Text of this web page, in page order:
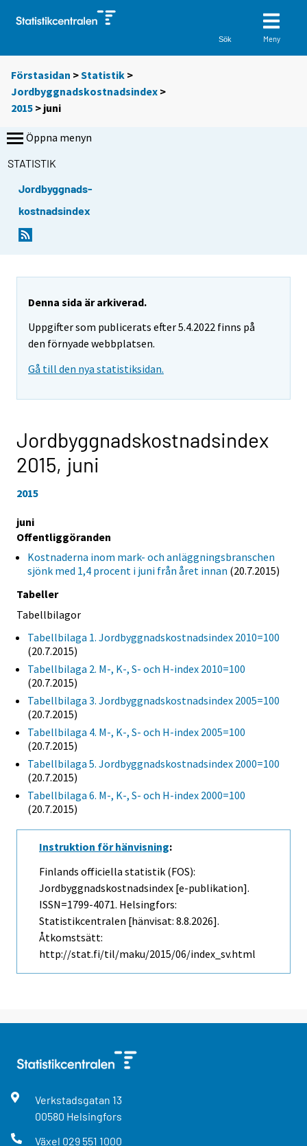
Sök Meny
Förstasidan >Statistik >
Jordbyggnadskostnadsindex >
2015 > juni
Öppna menyn
STATISTIK
Jordbyggnads-
kostnadsindex
Denna sida är arkiverad.
Uppgifter som publicerats efter 5.4.2022 finns på
den förnyade webbplatsen.
Gå till den nya statistiksidan.
Jordbyggnadskostnadsindex
2015, juni
2015
juni
Offentliggöranden
Kostnaderna inom mark- och anläggningsbranschen
sjönk med 1,4 procent i juni från året innan (20.7.2015)
Tabeller
Tabellbilagor
Tabellbilaga 1. Jordbyggnadskostnadsindex 2010=100
(20.7.2015)
Tabellbilaga 2. M-, K-, S- och H-index 2010=100
(20.7.2015)
Tabellbilaga 3. Jordbyggnadskostnadsindex 2005=100
(20.7.2015)
Tabellbilaga 4. M-, K-, S- och H-index 2005=100
(20.7.2015)
Tabellbilaga 5. Jordbyggnadskostnadsindex 2000=100
(20.7.2015)
Tabellbilaga 6. M-, K-, S- och H-index 2000=100
(20.7.2015)
Instruktion för hänvisning:
Finlands officiella statistik (FOS):
Jordbyggnadskostnadsindex [e-publikation].
ISSN=1799-4071. Helsingfors:
Statistikcentralen [hänvisat: 8.8.2026].
Åtkomstsätt:
http://stat.fi/til/maku/2015/06/index_sv.html
Verkstadsgatan 13
00580 Helsingfors
Växel 029 551 1000